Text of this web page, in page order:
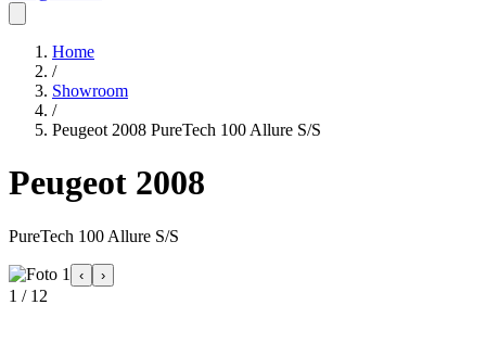
Home
/
Showroom
/
Peugeot 2008 PureTech 100 Allure S/S
Peugeot 2008
PureTech 100 Allure S/S
‹ ›
1 / 12